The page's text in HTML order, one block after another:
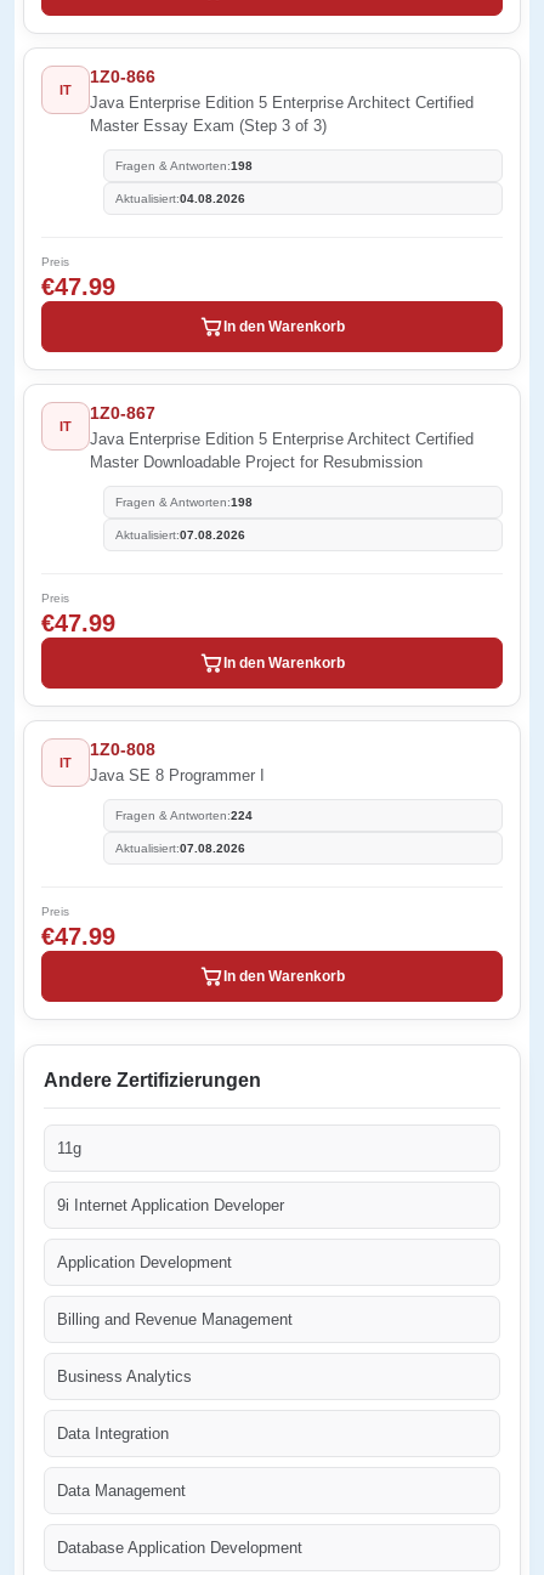
IT
1Z0-866
Java Enterprise Edition 5 Enterprise Architect Certified
Master Essay Exam (Step 3 of 3)
Fragen & Antworten:198
Aktualisiert:04.08.2026
Preis
€47.99
In den Warenkorb
IT
1Z0-867
Java Enterprise Edition 5 Enterprise Architect Certified
Master Downloadable Project for Resubmission
Fragen & Antworten:198
Aktualisiert:07.08.2026
Preis
€47.99
In den Warenkorb
IT
1Z0-808
Java SE 8 Programmer I
Fragen & Antworten:224
Aktualisiert:07.08.2026
Preis
€47.99
In den Warenkorb
Andere Zertifizierungen
11g
9i Internet Application Developer
Application Development
Billing and Revenue Management
Business Analytics
Data Integration
Data Management
Database Application Development